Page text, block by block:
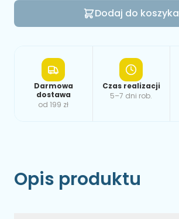
Dodaj do koszyka
Darmowa
dostawa
od 199 zł
Czas realizacji
5–7 dni rob.
Opis produktu